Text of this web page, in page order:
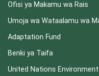
Ofisi ya Makamu wa Rais
Umoja wa Wataalamu wa
Adaptation Fund
Benki ya Taifa
United Nations